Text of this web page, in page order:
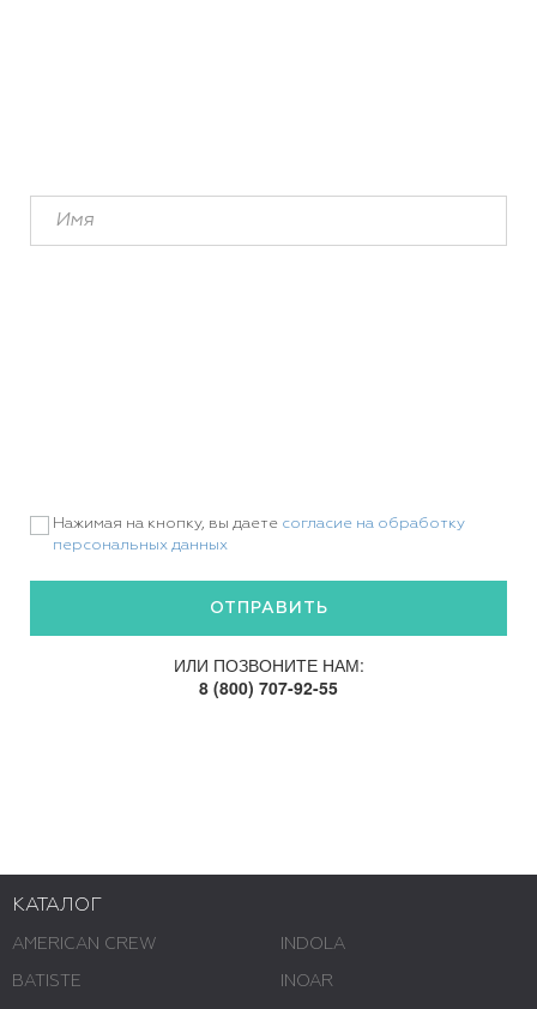
Нажимая на кнопку, вы даете согласие на обработку
персональных данных
ИЛИ ПОЗВОНИТЕ НАМ:
8 (800) 707-92-55
КАТАЛОГ
AMERICAN CREW
BATISTE
INDOLA
INOAR